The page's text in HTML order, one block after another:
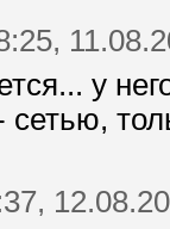
у
сетью,